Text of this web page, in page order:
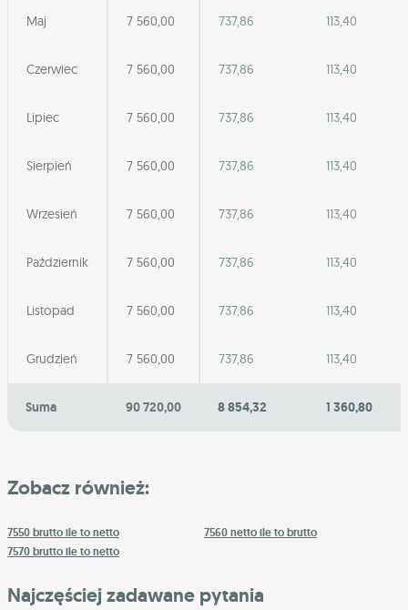
Maj 7 560,00 737,86 113,40
Czerwiec 7 560,00 737,86 113,40
Lipiec 7 560,00 737,86 113,40
Sierpień 7 560,00 737,86 113,40
Wrzesień 7 560,00 737,86 113,40
Październik 7 560,00 737,86 113,40
Listopad 7 560,00 737,86 113,40
Grudzień 7 560,00 737,86 113,40
Suma 90 720,00 8 854,32 1 360,80
Zobacz również:
7550 brutto ile to netto
7560 netto ile to brutto
7570 brutto ile to netto
Najczęściej zadawane pytania